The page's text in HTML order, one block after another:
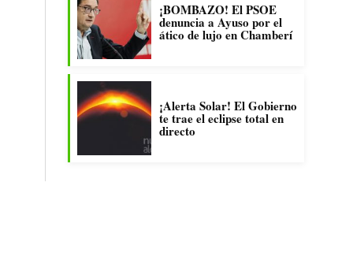
¡BOMBAZO! El PSOE
denuncia a Ayuso por el
ático de lujo en Chamberí
¡Alerta Solar! El Gobierno
te trae el eclipse total en
directo